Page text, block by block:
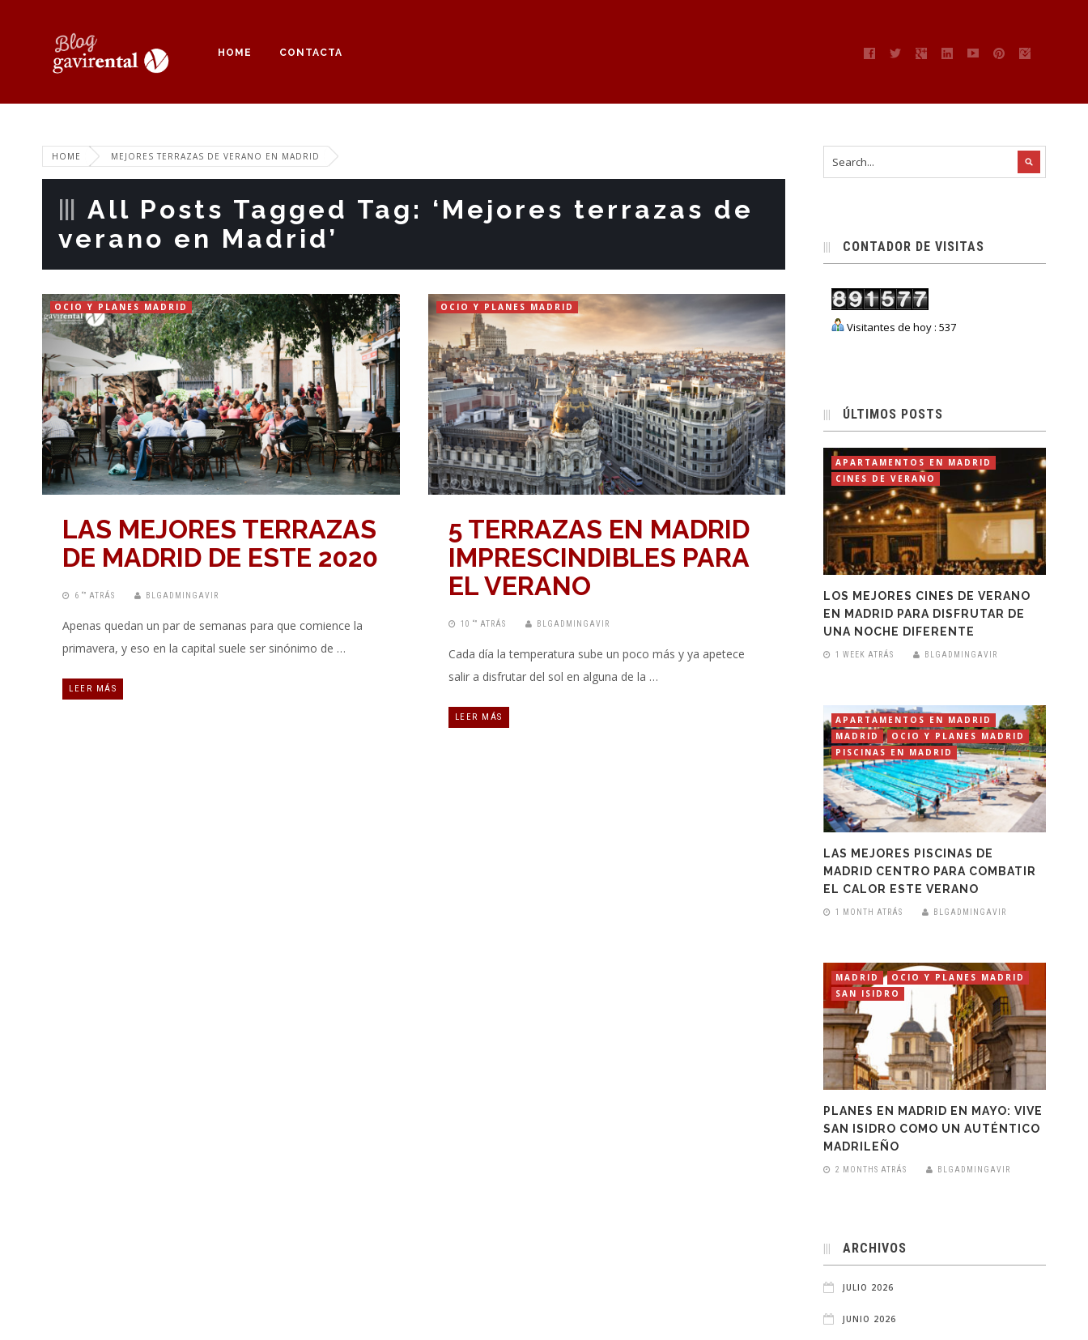
HOME CONTACTA
HOME MEJORES TERRAZAS DE VERANO EN MADRID
All Posts Tagged Tag: ‘Mejores terrazas de
verano en Madrid’
OCIO Y PLANES MADRID
LAS MEJORES TERRAZAS
DE MADRID DE ESTE 2020
6 “” ATRÁS BLGADMINGAVIR
Apenas quedan un par de semanas para que comience la
primavera, y eso en la capital suele ser sinónimo de …
LEER MÁS
OCIO Y PLANES MADRID
5 TERRAZAS EN MADRID
IMPRESCINDIBLES PARA
EL VERANO
10 “” ATRÁS BLGADMINGAVIR
Cada día la temperatura sube un poco más y ya apetece
salir a disfrutar del sol en alguna de la …
LEER MÁS
CONTADOR DE VISITAS
Visitantes de hoy : 537
ÚLTIMOS POSTS
APARTAMENTOS EN MADRID
CINES DE VERANO
LOS MEJORES CINES DE VERANO
EN MADRID PARA DISFRUTAR DE
UNA NOCHE DIFERENTE
1 WEEK ATRÁS BLGADMINGAVIR
APARTAMENTOS EN MADRID
MADRID
OCIO Y PLANES MADRID
PISCINAS EN MADRID
LAS MEJORES PISCINAS DE
MADRID CENTRO PARA COMBATIR
EL CALOR ESTE VERANO
1 MONTH ATRÁS BLGADMINGAVIR
MADRID
OCIO Y PLANES MADRID
SAN ISIDRO
PLANES EN MADRID EN MAYO: VIVE
SAN ISIDRO COMO UN AUTÉNTICO
MADRILEÑO
2 MONTHS ATRÁS BLGADMINGAVIR
ARCHIVOS
JULIO 2026
JUNIO 2026